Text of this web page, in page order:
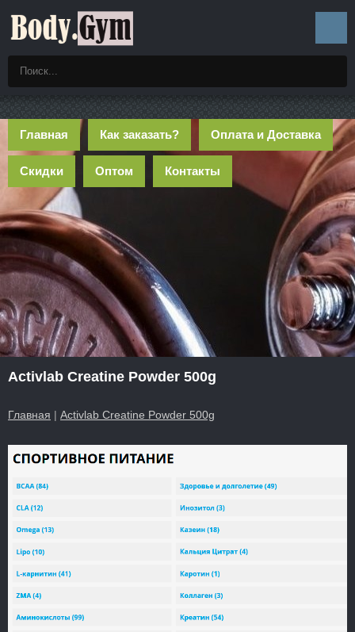
Главная Как заказать? Оплата и Доставка
Скидки Оптом Контакты
Activlab Creatine Powder 500g
Главная | Activlab Creatine Powder 500g